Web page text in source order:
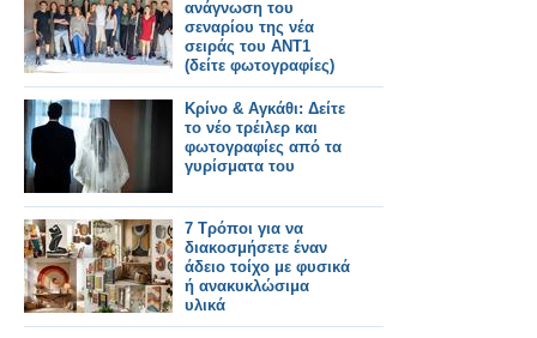
ανάγνωση του
σεναρίου της νέα
σειράς του ΑΝΤ1
(δείτε φωτογραφίες)
Κρίνο & Αγκάθι: Δείτε
το νέο τρέιλερ και
φωτογραφίες από τα
γυρίσματα του
7 Τρόποι για να
διακοσμήσετε έναν
άδειο τοίχο με φυσικά
ή ανακυκλώσιμα
υλικά